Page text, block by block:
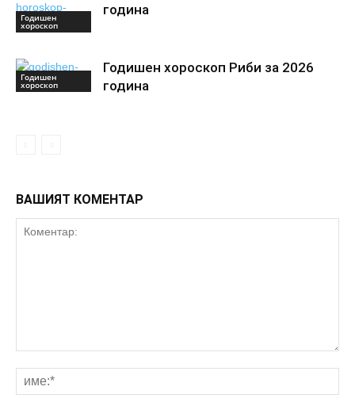
Годишен
хороскоп
година
Годишен
хороскоп
Годишен хороскоп Риби за 2026
година
ВАШИЯТ КОМЕНТАР